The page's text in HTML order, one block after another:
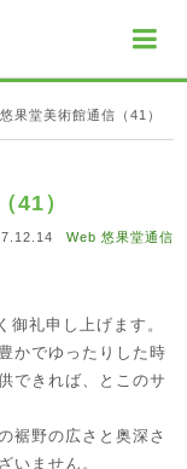
果堂美術館通信（41）
41）
Web 悠果堂通信
礼申し上げます。
かでゆったりした時
できれば、とこのサ
裾野の広さと奥深さ
いません。